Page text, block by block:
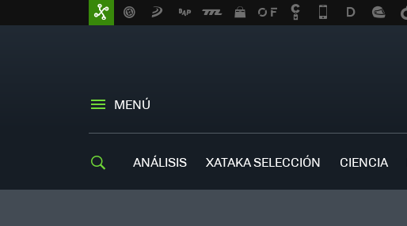
MENÚ
ANÁLISIS XATAKA SELECCIÓN CIENCIA